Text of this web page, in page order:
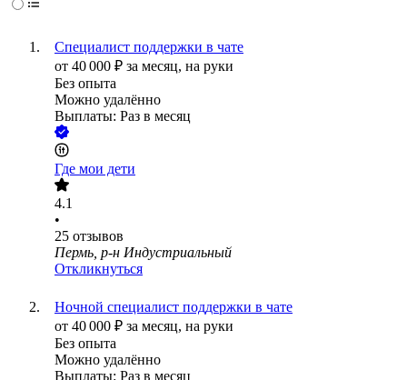
Специалист поддержки в чате
от 40 000 ₽ за месяц, на руки
Без опыта
Можно удалённо
Выплаты: Раз в месяц
Где мои дети
4.1
•
25 отзывов
Пермь, р-н Индустриальный
Откликнуться
Ночной специалист поддержки в чате
от 40 000 ₽ за месяц, на руки
Без опыта
Можно удалённо
Выплаты: Раз в месяц